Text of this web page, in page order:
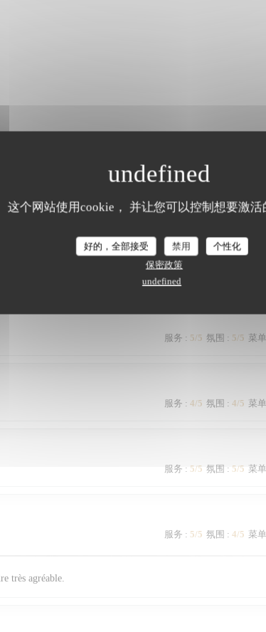
这个网站使用cookie， 并让您可以控制想要激活
好的，全部接受 禁用
个性化
保密政策
undefined
的顾客评分
服务 : 5/5 氛围 : 5/5 菜单
服务 : 4/5 氛围 : 4/5 菜单
服务 : 5/5 氛围 : 5/5 菜单
服务 : 5/5 氛围 : 4/5 菜单
très agréable.